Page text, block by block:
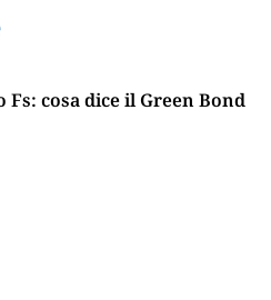
cosa dice il Green Bond